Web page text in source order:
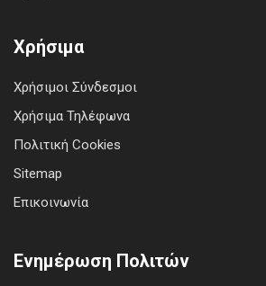
Χρήσιμα
Χρήσιμοι Σύνδεσμοι
Χρήσιμα Τηλέφωνα
Πολιτική Cookies
Sitemap
Επικοινωνία
Ενημέρωση Πολιτών